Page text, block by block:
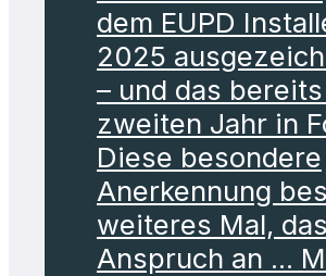
dem EUPD
2025
– und das
zweiten Jahr in
Diese besondere
Anerkennung
weiteres Mal,
Anspruch an ...